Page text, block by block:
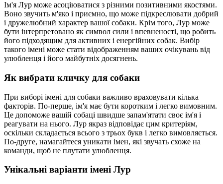
Ім'я Лур може асоціюватися з різними позитивними якостями.
Воно звучить м'яко і приємно, що може підкреслювати добрий
і дружелюбний характер вашої собаки. Крім того, Лур може
бути інтерпретовано як символ сили і впевненості, що робить
його підходящим для активних і енергійних собак. Вибір
такого імені може стати відображенням ваших очікувань від
улюбленця і його майбутніх досягнень.
Як вибрати кличку для собаки
При виборі імені для собаки важливо враховувати кілька
факторів. По-перше, ім'я має бути коротким і легко вимовним.
Це допоможе вашій собаці швидше запам'ятати своє ім'я і
реагувати на нього. Лур якраз відповідає цим критеріям,
оскільки складається всього з трьох букв і легко вимовляється.
По-друге, намагайтеся уникати імен, які звучать схоже на
команди, щоб не плутати улюбленця.
Унікальні варіанти імені Лур